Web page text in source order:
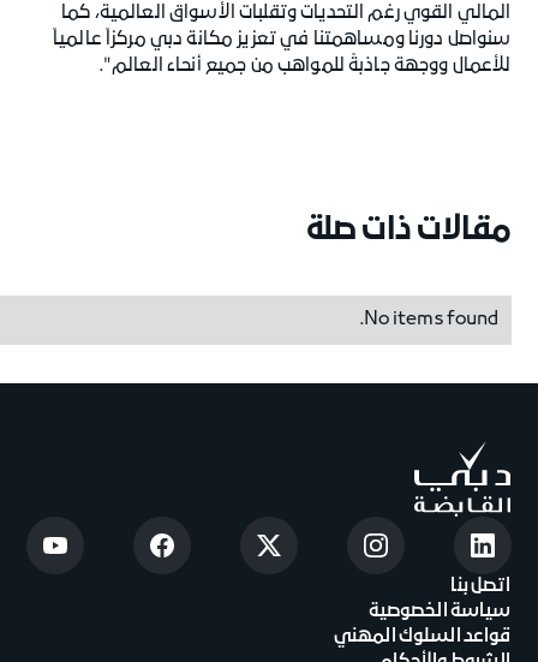
المالي القوي رغم التحديات وتقلبات الأسواق العالمية، كما
سنواصل دورنا ومساهمتنا في تعزيز مكانة دبي مركزاً عالمياً
للأعمال ووجهة جاذبةً للمواهب من جميع أنحاء العالم".
مقالات ذات صلة
No items found.
اتصل بنا
سياسة الخصوصية
قواعد السلوك المهني